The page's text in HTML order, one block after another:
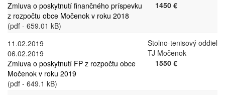
Zmluva o poskytnutí finančného príspevku
z rozpočtu obce Močenok v roku 2018
(pdf - 659.01 kB)
1450 €
11.02.2019
06.02.2019
Zmluva o poskytnutí FP z rozpočtu obce
Močenok v roku 2019
(pdf - 649.1 kB)
Stolno-tenisový oddiel
TJ Močenok
1550 €